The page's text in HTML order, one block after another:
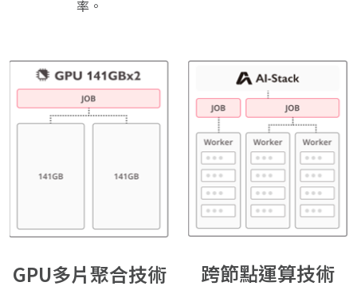
率。
GPU多片聚合技術 跨節點運算技術